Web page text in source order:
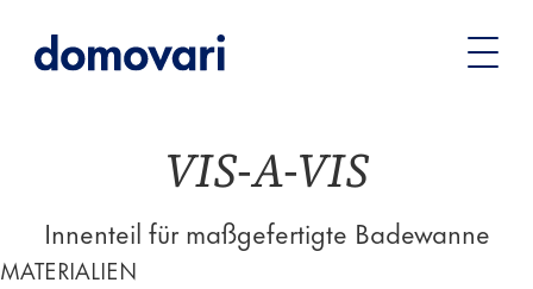
befinden
Badewannen Maßgefertigte Badewannen
VIS-A-VIS –
Innenteil für Maßanfertigung
VIS-A-VIS
Innenteil für maßgefertigte Badewanne
MATERIALIEN